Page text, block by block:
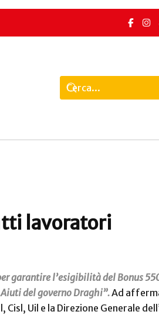
lavoratori
garantire l’esigibilità del Bonus
del governo Draghi”.Ad
Uil e la Direzione Generale